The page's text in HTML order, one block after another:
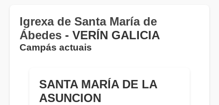
Igrexa de Santa María de
Ábedes - VERÍN GALICIA
Campás actuais
SANTA MARÍA DE LA
ASUNCION